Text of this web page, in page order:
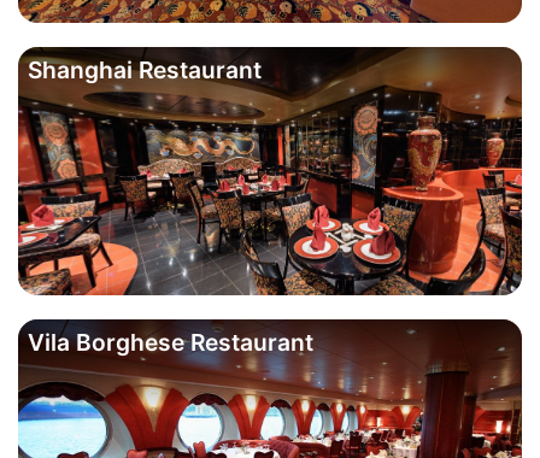
Shanghai Restaurant
Vila Borghese Restaurant